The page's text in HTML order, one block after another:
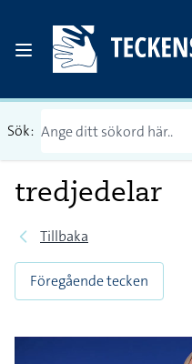
Sök:
tredjedelar
Tillbaka
Föregående tecken